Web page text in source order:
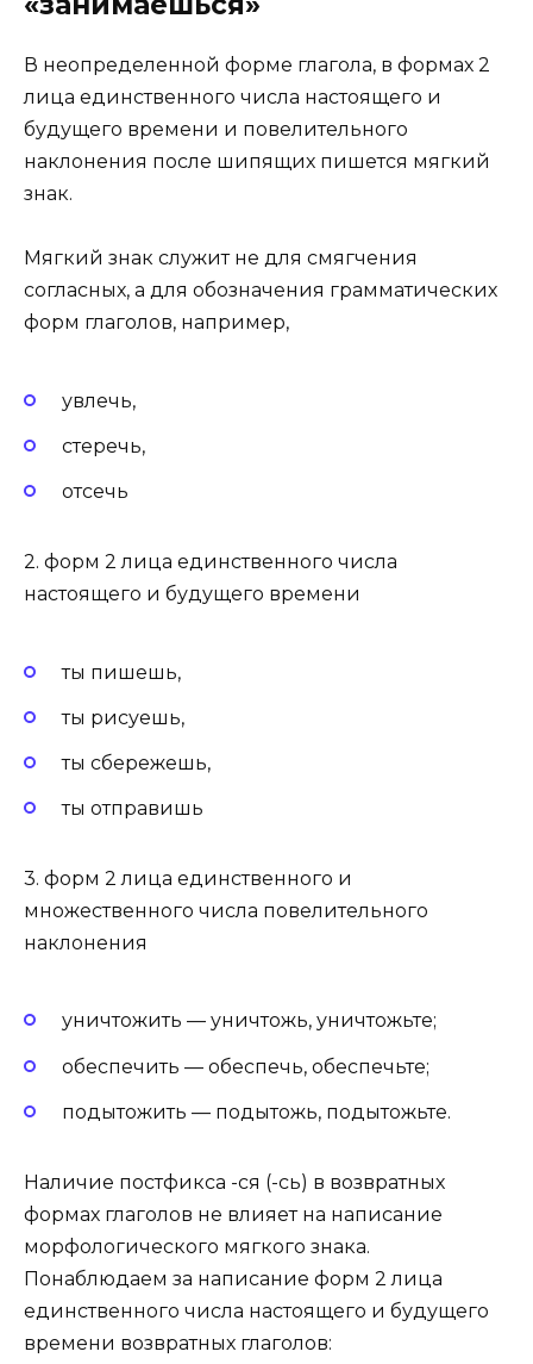
В неопределенной форме глагола, в формах 2
лица единственного числа настоящего и
будущего времени и повелительного
наклонения после шипящих пишется мягкий
знак.
Мягкий знак служит не для смягчения
согласных, а для обозначения грамматических
форм глаголов, например,
увлечь,
стеречь,
отсечь
2. форм 2 лица единственного числа
настоящего и будущего времени
ты пишешь,
ты рисуешь,
ты сбережешь,
ты отправишь
3. форм 2 лица единственного и
множественного числа повелительного
наклонения
уничтожить — уничтожь, уничтожьте;
обеспечить — обеспечь, обеспечьте;
подытожить — подытожь, подытожьте.
Наличие постфикса -ся (-сь) в возвратных
формах глаголов не влияет на написание
морфологического мягкого знака.
Понаблюдаем за написание форм 2 лица
единственного числа настоящего и будущего
времени возвратных глаголов: